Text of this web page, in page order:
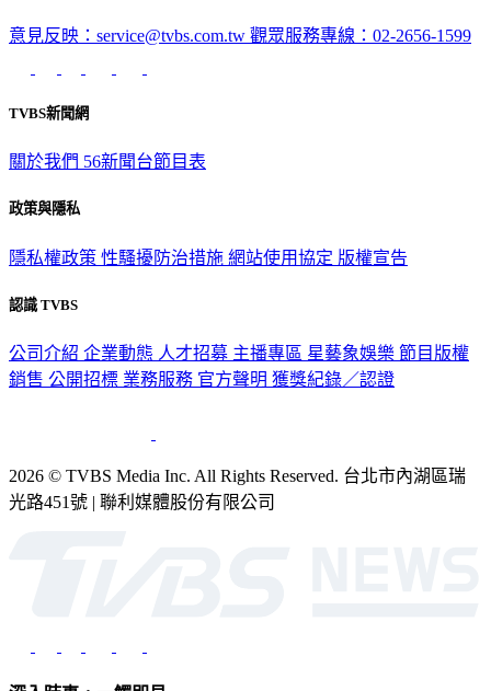
意見反映：service@tvbs.com.tw 觀眾服務專線：02-2656-1599
TVBS新聞網
關於我們 56新聞台節目表
政策與隱私
隱私權政策 性騷擾防治措施 網站使用協定 版權宣告
認識 TVBS
公司介紹 企業動態 人才招募 主播專區 星藝象娛樂 節目版權
銷售 公開招標 業務服務 官方聲明 獲獎紀錄／認證
2026 © TVBS Media Inc. All Rights Reserved. 台北市內湖區瑞
光路451號 | 聯利媒體股份有限公司